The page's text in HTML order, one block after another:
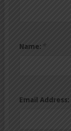
Name: *
Email Address: